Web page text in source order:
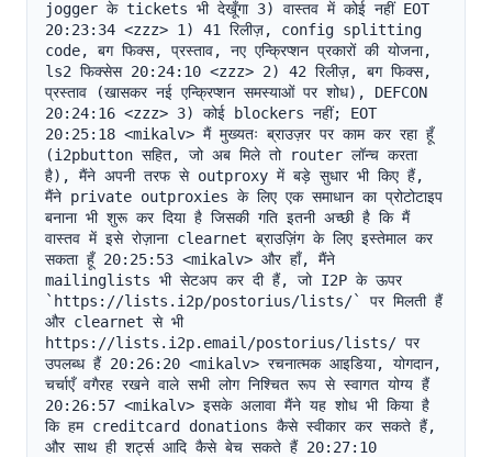
jogger के tickets भी देखूँगा 3) वास्तव में कोई नहीं EOT
20:23:34 <zzz> 1) 41 रिलीज़, config splitting
code, बग फिक्स, प्रस्ताव, नए एन्क्रिप्शन प्रकारों की योजना,
ls2 फिक्सेस 20:24:10 <zzz> 2) 42 रिलीज़, बग फिक्स,
प्रस्ताव (खासकर नई एन्क्रिप्शन समस्याओं पर शोध), DEFCON
20:24:16 <zzz> 3) कोई blockers नहीं; EOT
20:25:18 <mikalv> मैं मुख्यतः ब्राउज़र पर काम कर रहा हूँ
(i2pbutton सहित, जो अब मिले तो router लॉन्च करता
है), मैंने अपनी तरफ से outproxy में बड़े सुधार भी किए हैं,
मैंने private outproxies के लिए एक समाधान का प्रोटोटाइप
बनाना भी शुरू कर दिया है जिसकी गति इतनी अच्छी है कि मैं
वास्तव में इसे रोज़ाना clearnet ब्राउज़िंग के लिए इस्तेमाल कर
सकता हूँ 20:25:53 <mikalv> और हाँ, मैंने
mailinglists भी सेटअप कर दी हैं, जो I2P के ऊपर
`https://lists.i2p/postorius/lists/` पर मिलती हैं
और clearnet से भी
https://lists.i2p.email/postorius/lists/ पर
उपलब्ध हैं 20:26:20 <mikalv> रचनात्मक आइडिया, योगदान,
चर्चाएँ वगैरह रखने वाले सभी लोग निश्चित रूप से स्वागत योग्य हैं
20:26:57 <mikalv> इसके अलावा मैंने यह शोध भी किया है
कि हम creditcard donations कैसे स्वीकार कर सकते हैं,
और साथ ही शर्ट्स आदि कैसे बेच सकते हैं 20:27:10